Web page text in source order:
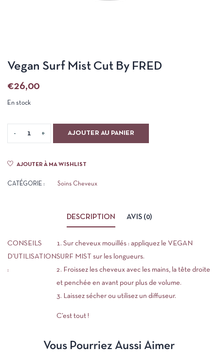
Vegan Surf Mist Cut By FRED
€26,00
En stock
AJOUTER AU PANIER
AJOUTER À MA WISHLIST
CATÉGORIE : Soins Cheveux
DESCRIPTION AVIS (0)
CONSEILS
D’UTILISATION
:
Sur cheveux mouillés : appliquez le VEGAN
SURF MIST sur les longueurs.
Froissez les cheveux avec les mains, la tête droite
et penchée en avant pour plus de volume.
Laissez sécher ou utilisez un diffuseur.
C’est tout !
Vous Pourriez Aussi Aimer